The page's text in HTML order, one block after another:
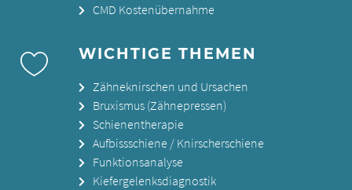
CMD Kostenübernahme
WICHTIGE THEMEN
Zähneknirschen und Ursachen
Bruxismus (Zähnepressen)
Schienentherapie
Aufbissschiene / Knirscherschiene
Funktionsanalyse
Kiefergelenksdiagnostik